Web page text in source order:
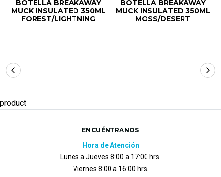
BOTELLA BREAKAWAY
MUCK INSULATED 350ML
FOREST/LIGHTNING
BOTELLA BREAKAWAY
MUCK INSULATED 350ML
MOSS/DESERT
product
ENCUÉNTRANOS
Hora de Atención
Lunes a Jueves 8:00 a 17:00 hrs.
Viernes 8:00 a 16:00 hrs.